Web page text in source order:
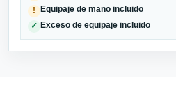
! Equipaje de mano incluido
✓ Exceso de equipaje incluido